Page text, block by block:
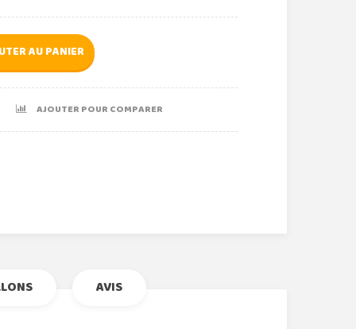
AU PANIER
AJOUTER POUR COMPARER
AVIS